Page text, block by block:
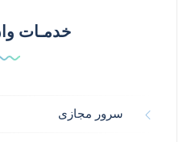
خدمـات
سرور مجازی